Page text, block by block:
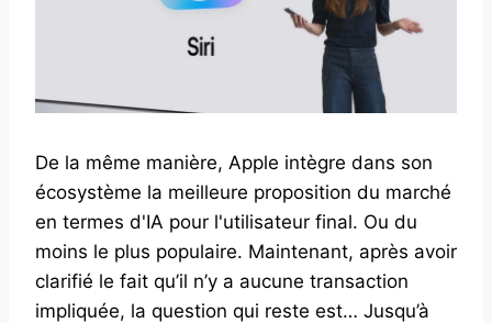
De la même manière, Apple intègre dans son
écosystème la meilleure proposition du marché
en termes d'IA pour l'utilisateur final. Ou du
moins le plus populaire. Maintenant, après avoir
clarifié le fait qu’il n’y a aucune transaction
impliquée, la question qui reste est… Jusqu’à